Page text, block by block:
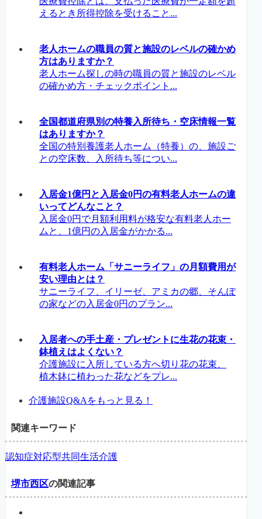
えるとき所得控除を受けること...
老人ホームの職員の質と施設のレベルの確かめ
方はありますか？
老人ホーム探しの時の職員の質と施設のレベル
の確かめ方・チェックポイント...
全国都道府県別の特養入所待ち・空床情報一覧
はありますか？
全国の特別養護老人ホーム（特養）の、施設ご
との空床数、入所待ち等につい...
入居金1億円と入居金0円の有料老人ホームの違
いってどんなこと？
入居金0円で月額利用料が格安な有料老人ホー
ムと、1億円の入居金がかかる...
有料老人ホーム「サニーライフ」の月額費用が
安い理由とは？
サニーライフ、イリーゼ、アミカの郷、そんぽ
の家などの入居金0円のプラン...
入居者への手土産・プレゼントに生花の花束・
鉢植えはよくない？
介護施設に入所している方へ切り花の花束、
植木鉢に植わった花などをプレ...
介護施設Q&Aをもっと見る！
関連キーワード
認知症対応型共同生活介護
堺市西区の関連記事